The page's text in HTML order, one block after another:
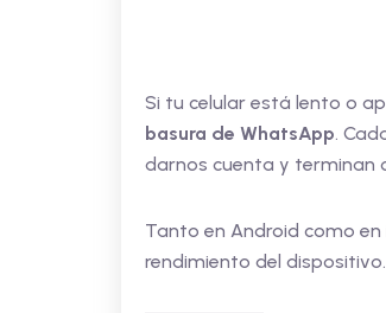
Si tu celular está lento o
basura de WhatsApp.
darnos cuenta y terminan
Tanto en Android como
rendimiento del dispositivo.